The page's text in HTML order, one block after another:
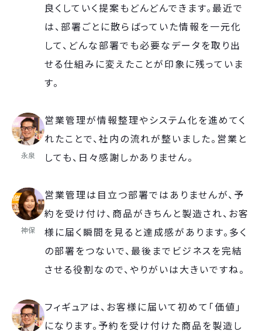
良くしていく提案もどんどんできます。最近で
は、部署ごとに散らばっていた情報を一元化
して、どんな部署でも必要なデータを取り出
せる仕組みに変えたことが印象に残っていま
す。
永泉
営業管理が情報整理やシステム化を進めてく
れたことで、社内の流れが整いました。営業と
しても、日々感謝しかありません。
神保
営業管理は目立つ部署ではありませんが、予
約を受け付け、商品がきちんと製造され、お客
様に届く瞬間を見ると達成感があります。多く
の部署をつないで、最後までビジネスを完結
させる役割なので、やりがいは大きいですね。
フィギュアは、お客様に届いて初めて「価値」
になります。予約を受け付けた商品を製造し